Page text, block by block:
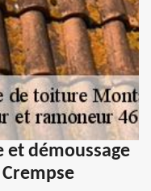
et démoussage